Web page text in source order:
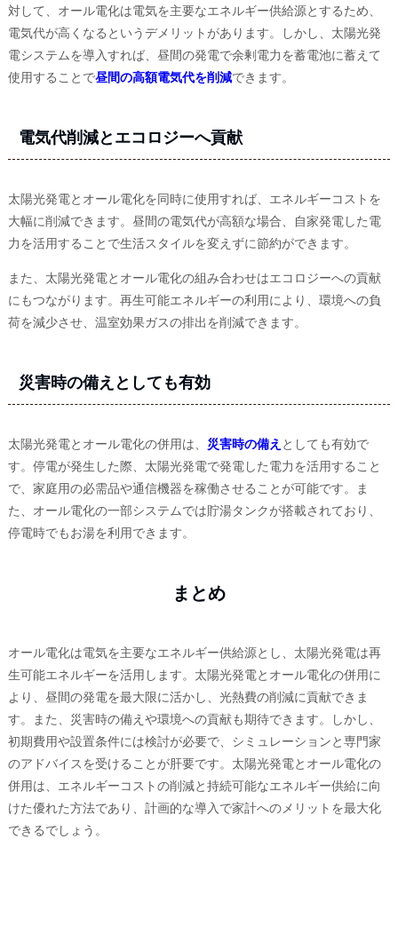
対して、オール電化は電気を主要なエネルギー供給源とするため、
電気代が高くなるというデメリットがあります。しかし、太陽光発
電システムを導入すれば、昼間の発電で余剰電力を蓄電池に蓄えて
使用することで昼間の高額電気代を削減できます。
電気代削減とエコロジーへ貢献
太陽光発電とオール電化を同時に使用すれば、エネルギーコストを
大幅に削減できます。昼間の電気代が高額な場合、自家発電した電
力を活用することで生活スタイルを変えずに節約ができます。
また、太陽光発電とオール電化の組み合わせはエコロジーへの貢献
にもつながります。再生可能エネルギーの利用により、環境への負
荷を減少させ、温室効果ガスの排出を削減できます。
災害時の備えとしても有効
太陽光発電とオール電化の併用は、 災害時の備え としても有効で
す。停電が発生した際、太陽光発電で発電した電力を活用すること
で、家庭用の必需品や通信機器を稼働させることが可能です。ま
た、オール電化の一部システムでは貯湯タンクが搭載されており、
停電時でもお湯を利用できます。
まとめ
オール電化は電気を主要なエネルギー供給源とし、太陽光発電は再
生可能エネルギーを活用します。太陽光発電とオール電化の併用に
より、昼間の発電を最大限に活かし、光熱費の削減に貢献できま
す。また、災害時の備えや環境への貢献も期待できます。しかし、
初期費用や設置条件には検討が必要で、シミュレーションと専門家
のアドバイスを受けることが肝要です。太陽光発電とオール電化の
併用は、エネルギーコストの削減と持続可能なエネルギー供給に向
けた優れた方法であり、計画的な導入で家計へのメリットを最大化
できるでしょう。